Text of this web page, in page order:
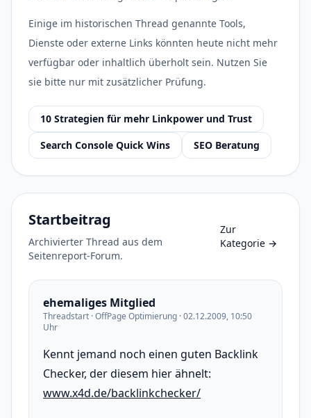
Einige im historischen Thread genannte Tools,
Dienste oder externe Links könnten heute nicht mehr
verfügbar oder inhaltlich überholt sein. Nutzen Sie
sie bitte nur mit zusätzlicher Prüfung.
10 Strategien für mehr Linkpower und Trust
Search Console Quick Wins
SEO Beratung
Startbeitrag
Archivierter Thread aus dem
Seitenreport-Forum.
Zur
Kategorie →
ehemaliges Mitglied
Threadstart · OffPage Optimierung · 02.12.2009, 10:50
Uhr
Kennt jemand noch einen guten Backlink
Checker, der diesem hier ähnelt:
www.x4d.de/backlinkchecker/